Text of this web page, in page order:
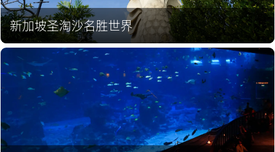
新加坡圣淘沙名胜世界